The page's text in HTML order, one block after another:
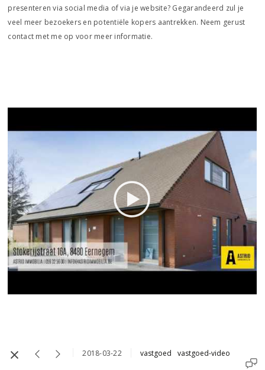
presenteren via social media of via je website? Gegarandeerd zul je
veel meer bezoekers en potentiële kopers aantrekken. Neem gerust
contact met me op voor meer informatie.
2018-03-22 vastgoed vastgoed-video